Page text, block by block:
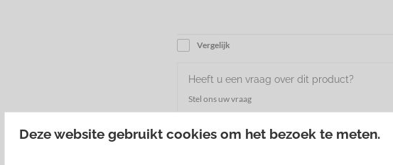
Vergelijk
Heeft u een vraag over dit product?
Stel ons uw vraag
0622940618 Whatsapp
Deze website gebruikt cookies om het bezoek te meten.